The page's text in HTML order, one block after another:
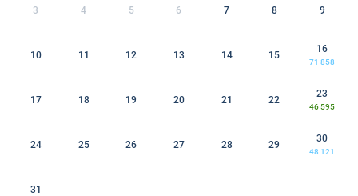
3 4 5 6 7 8 9
10 11 12 13 14 15
16
71 858
17 18 19 20 21 22
23
46 595
24 25 26 27 28 29
30
48 121
31